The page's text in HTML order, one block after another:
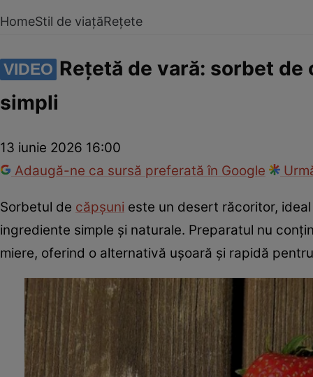
HomeStil de viațăRețete
VIDEO Rețetă de vară: sorbet
simpli
13 iunie 2026 16:00
Adaugă-ne ca sursă preferată în Google
Sorbetul de căpșuni este un desert răcoritor,
ingrediente simple și naturale. Preparatul nu
miere, oferind o alternativă ușoară și rapidă